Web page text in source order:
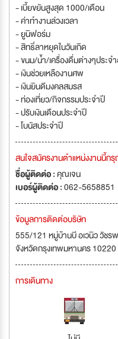
- เบี้ยขยันสูงสุด 1000/เดือน
- ค่าทำงานล่วงเวลา
- ยูนิฟอร์ม
- สิทธิ์ลาหยุดในวันเกิด
- ขนม/น้ำ/เครื่องดื่มต่างๆประ
- เงินช่วยเหลืองานศพ
- เงินยินดีมงคลสมรส
- ท่องเที่ยว/กิจกรรมประจำปี
- ปรับเงินเดือนประจำปี
- โบนัสประจำปี
สนใจสมัครงานตำแหน่งงานนี้
ชื่อผู้ติดต่อ :คุณเจน
เบอร์ผู้ติดต่อ :062-5658851
ข้อมูลการติดต่อบริษัท
555/121 หมู่บ้านบี อเวนิว วัชร
จังหวัดกรุงเทพมหานคร 10220
การเดินทาง